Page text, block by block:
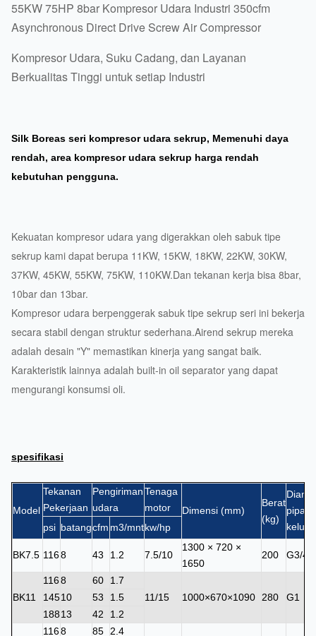
55KW 75HP 8bar Kompresor Udara Industri 350cfm
Asynchronous Direct Drive Screw Air Compressor
Kompresor Udara, Suku Cadang, dan Layanan
Berkualitas Tinggi untuk setiap Industri
Silk Boreas seri kompresor udara sekrup, Memenuhi daya
rendah, area kompresor udara sekrup harga rendah
kebutuhan pengguna.
Kekuatan kompresor udara yang digerakkan oleh sabuk tipe
sekrup kami dapat berupa 11KW, 15KW, 18KW, 22KW, 30KW,
37KW, 45KW, 55KW, 75KW, 110KW.Dan tekanan kerja bisa 8bar,
10bar dan 13bar.
Kompresor udara berpenggerak sabuk tipe sekrup seri ini bekerja
secara stabil dengan struktur sederhana.Airend sekrup mereka
adalah desain "Y" memastikan kinerja yang sangat baik.
Karakteristik lainnya adalah built-in oil separator yang dapat
mengurangi konsumsi oli.
spesifikasi
Model
Tekanan
Pekerjaan
Pengiriman
udara
Tenaga
motor
Dimensi (mm)
Berat
(kg)
pipa
psi batangcfm m3/mntkw/hp
BK7.5 1168 43 1.2 7.5/10
1300 × 720 ×
1650
200 G3/4
BK11
1168 60
1.7
11/15
1000×670×1090 280 G1
14510 53
1.5
18813 42
1.2
1168 85 2.4